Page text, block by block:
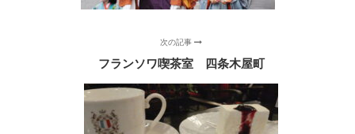
次の記事
フランソワ喫茶室 四条木屋町